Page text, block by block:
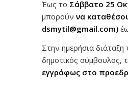
Έως το Σάββατο 25
μπορούν να
dsmytil@gmail.com)
Στην ημερήσια
δημοτικός σύμβουλος,
εγγράφως στο